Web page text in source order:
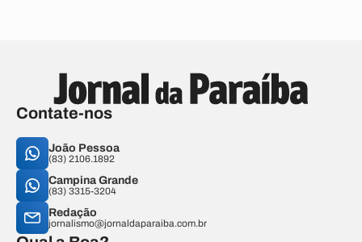
Contate-nos
João Pessoa
(83) 2106.1892
Campina Grande
(83) 3315-3204
Redação
jornalismo@jornaldaparaiba.com.br